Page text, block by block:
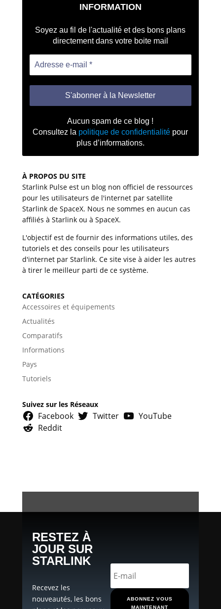
INFORMATION
Soyez au fil de l'actualité et des bons plans
directement dans votre boite mail
Aucun spam de ce blog !
Consultez la politique de confidentialité pour
plus d’informations.
À PROPOS DU SITE
Starlink Pulse est un blog non officiel de ressources
pour les utilisateurs de l'internet par satellite
Starlink de SpaceX. Nous ne sommes en aucun cas
affiliés à Starlink ou à SpaceX.
L'objectif est de fournir des informations utiles, des
tutoriels et des conseils pour les utilisateurs
d'internet par Starlink. Ce site vise à aider les autres
à tirer le meilleur parti de ce système.
CATÉGORIES
Accessoires et équipements
Actualités
Comparatifs
Informations
Pays
Tutoriels
Suivez sur les Réseaux
Facebook Twitter
YouTube
Reddit
RESTEZ À
JOUR SUR
STARLINK
Recevez les
nouveautés, les bons
ABONNEZ VOUS
MAINTENANT